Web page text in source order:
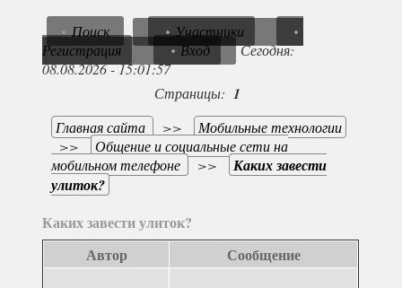
Поиск
Участники
Регистрация
Вход
Сегодня:
08.08.2026 - 15:01:57
Страницы: 1
Главная сайта >>
Мобильные технологии
>>
Общение и социальные сети на
мобильном телефоне
>>
Каких завести
улиток?
Каких завести улиток?
Автор
Сообщение